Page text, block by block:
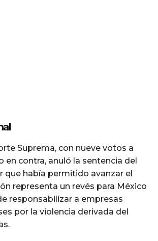
Suprema, con nueve votos a
en contra, anuló la sentencia del
que había permitido avanzar el
representa un revés para México
responsabilizar a empresas
por la violencia derivada del